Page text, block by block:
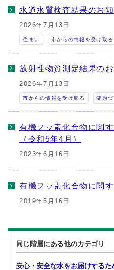
水道水質検査結果のお
2026年7月13日
住まい 市からの情報を受け取る
放射性物質測定結果の
2026年7月13日
市からの情報を受け取る 健康づ
有機フッ素化合物に関
（令和5年4月）
2023年6月16日
有機フッ素化合物に関
2019年5月16日
同じ階層にある他のカテゴリ
安心・安全な水をお届けするた